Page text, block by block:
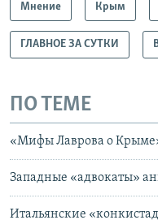
Мнение Крым
ГЛАВНОЕ ЗА СУТКИ
ПО ТЕМЕ
«Мифы Лаврова о
Западные «адвокаты»
Итальянские